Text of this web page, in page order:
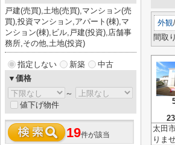
外観/
間取
太田
りま
戸建(売買),土地(売買),マンション(売
買),投資マンション,アパート(棟),マ
ンション(棟),ビル,戸建(投資),店舗事
務所,その他,土地(投資)
指定しない 新築
中古
▼価格
～
値下げ物件
19件が該当